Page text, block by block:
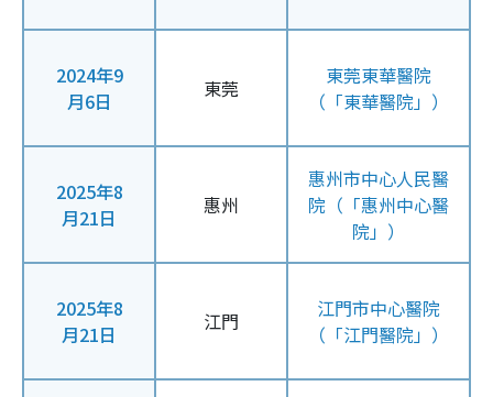
2024年9
月6日
東莞
東莞東華醫院
（「東華醫院」）
2025年8
月21日
惠州
惠州市中心人民醫
院（「惠州中心醫
院」）
2025年8
月21日
江門
江門市中心醫院
（「江門醫院」）